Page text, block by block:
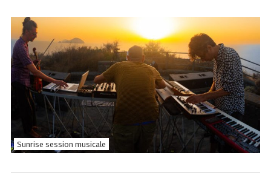
Sunrise session musicale